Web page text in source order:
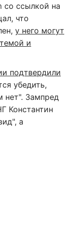
со ссылкой на
что
у него могут
и
подтвердили
убедить,
нет". Зампред
Константин
а